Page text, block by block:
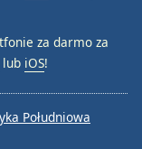
za darmo za
lub iOS!
Południowa